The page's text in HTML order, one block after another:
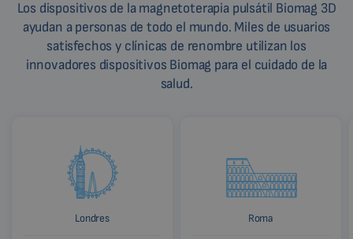
Los dispositivos de la magnetoterapia pulsátil Biomag 3D
ayudan a personas de todo el mundo. Miles de usuarios
satisfechos y clínicas de renombre utilizan los
innovadores dispositivos Biomag para el cuidado de la
salud.
Londres Roma